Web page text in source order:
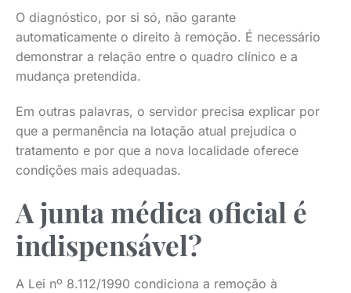
O diagnóstico, por si só, não garante
automaticamente o direito à remoção. É necessário
demonstrar a relação entre o quadro clínico e a
mudança pretendida.
Em outras palavras, o servidor precisa explicar por
que a permanência na lotação atual prejudica o
tratamento e por que a nova localidade oferece
condições mais adequadas.
A junta médica oficial é
indispensável?
A Lei nº 8.112/1990 condiciona a remoção à